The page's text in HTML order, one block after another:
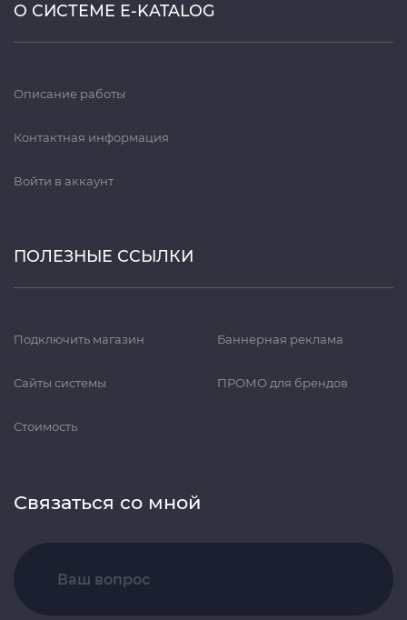
О СИСТЕМЕ E-KATALOG
Описание работы
Контактная информация
Войти в аккаунт
ПОЛЕЗНЫЕ ССЫЛКИ
Подключить магазин
Сайты системы
Стоимость
Баннерная реклама
ПРОМО для брендов
Связаться со мной